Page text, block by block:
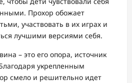
Прохор обожает
участвовать в их играх и
лучшими версиями себя.
– это его опора, источник
укрепленным
смело и решительно идет